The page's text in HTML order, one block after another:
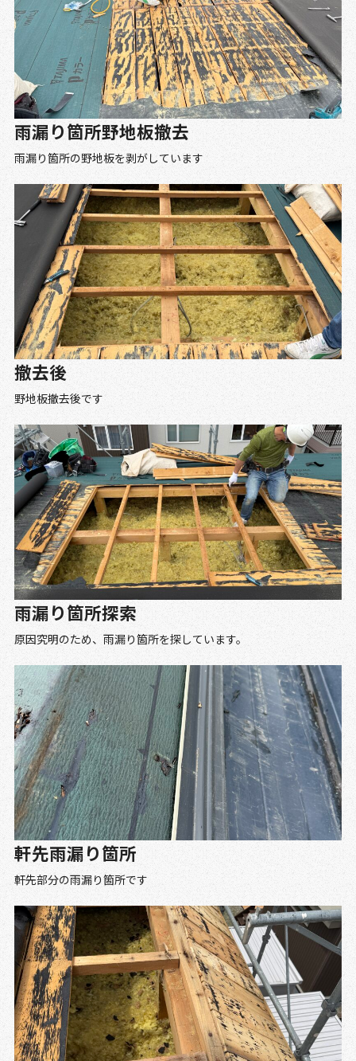
雨漏り箇所野地板撤去
雨漏り箇所の野地板を剥がしています
撤去後
野地板撤去後です
雨漏り箇所探索
原因究明のため、雨漏り箇所を探しています。
軒先雨漏り箇所
軒先部分の雨漏り箇所です